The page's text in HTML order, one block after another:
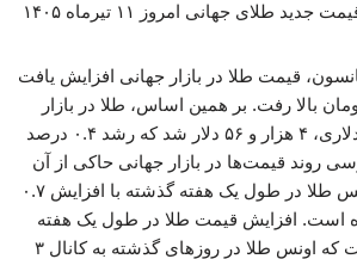
قیمت طلا در بازار جهانی افزایش یافت
۴ هزار تومان بالا رفت. بر همین اساس، طلا در بازار
جهانی با افزایش ۱۸ دلاری، ۴ هزار و ۵۶ دلار شد که رشد ۰.۴ درصد
روند قیمت‌ها در بازار جهانی حاکی از آن
است که قیمت هر اونس طلا در طول یک هفته گذشته با افزایش ۰.۷
است. افزایش قیمت طلا در طول یک هفته
گذشته در خاری است که اونس طلا در روزهای گذشته به کانال ۳